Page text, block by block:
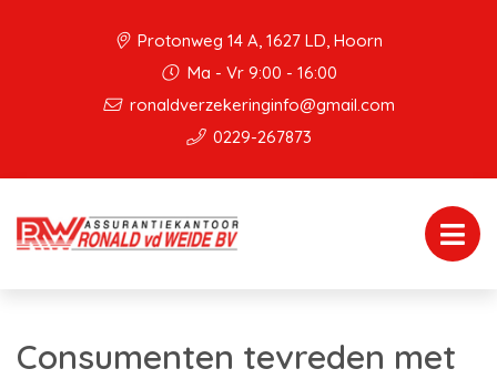
Protonweg 14 A, 1627 LD, Hoorn
Ma - Vr 9:00 - 16:00
ronaldverzekeringinfo@gmail.com
0229-267873
Consumenten tevreden met